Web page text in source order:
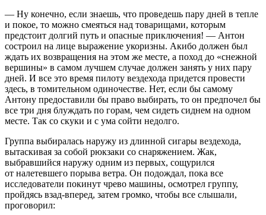
— Ну конечно, если знаешь, что проведешь пару дней в тепле
и покое, то можно смеяться над товарищами, которым
предстоит долгий путь и опасные приключения! — Антон
состроил на лице выражение укоризны. Акибо должен был
ждать их возвращения на этом же месте, а поход до «снежной
вершины» в самом лучшем случае должен занять у них пару
дней. И все это время пилоту вездехода придется провести
здесь, в томительном одиночестве. Нет, если бы самому
Антону предоставили бы право выбирать, то он предпочел бы
все три дня блуждать по горам, чем сидеть сиднем на одном
месте. Так со скуки и с ума сойти недолго.
Группа выбиралась наружу из длинной сигары вездехода,
вытаскивая за собой рюкзаки со снаряжением. Жак,
выбравшийся наружу одним из первых, сощурился
от налетевшего порыва ветра. Он подождал, пока все
исследователи покинут чрево машины, осмотрел группу,
пройдясь взад-вперед, затем громко, чтобы все слышали,
проговорил: